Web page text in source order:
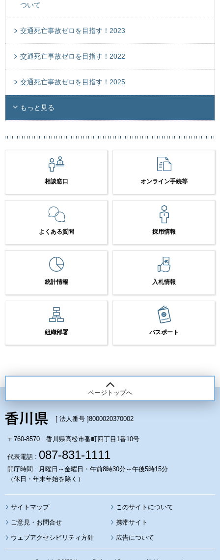
ついて
交通死亡事故ゼロを目指す！2023
交通死亡事故ゼロを目指す！2022
交通死亡事故ゼロを目指す！2025
もっと見る
相談窓口 オンライン手続等
よくある質問 採用情報
統計情報 入札情報
組織部署 パスポート
ページトップへ
[ 法人番号 ]8000020370002
〒760-8570 香川県高松市番町四丁目1番10号
代表電話 : 087-831-1111
開庁時間 : 月曜日～金曜日・午前8時30分～午後5時15分
（休日・年末年始を除く）
サイトマップ このサイトについて
携帯サイト
ウェブアクセシビリティ方針 広告について